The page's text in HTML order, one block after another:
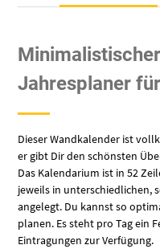
Jahresplaner
Dieser Wandkalender ist
er gibt Dir den schönsten
Das Kalendarium ist in 52
jeweils in unterschiedlichen,
angelegt. Du kannst so
planen. Es steht pro Tag ein
Eintragungen zur Verfügung.